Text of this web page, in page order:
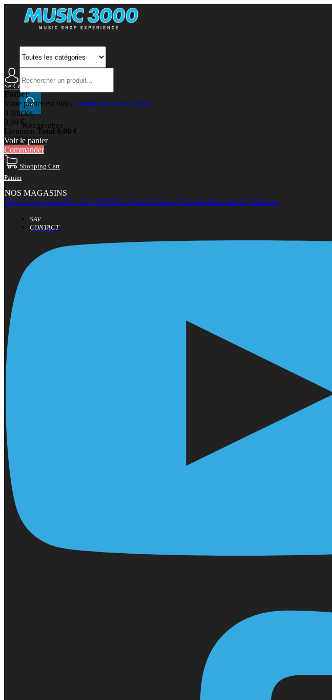
Rechercher
Se Connecter Mon Compte
Panier
Votre panier est vide. Commencer mes achats
0 articles
0,00 €
Livraison Total 0,00 €
Voir le panier
Commander
Shopping Cart
Panier
NOS MAGASINS
Tous les magasinsNice Cap 3000Nice CentreCannes TourradesMarseille la Valentine
SAV
CONTACT